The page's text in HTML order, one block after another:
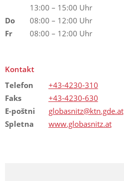
13:00 – 15:00 Uhr
Do
08:00 – 12:00 Uhr
Fr
08:00 – 12:00 Uhr
Kontakt
Telefon
+43-4230-310
Faks
+43-4230-630
E-poštni
globasnitz@ktn.gde.at
Spletna
www.globasnitz.at